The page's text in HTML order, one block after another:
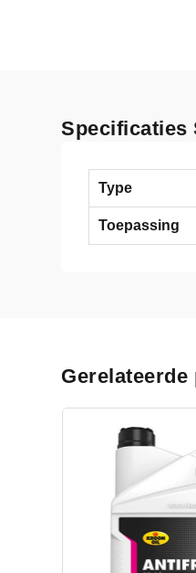
Specificaties
Type
Toepassing
Gerelateerde